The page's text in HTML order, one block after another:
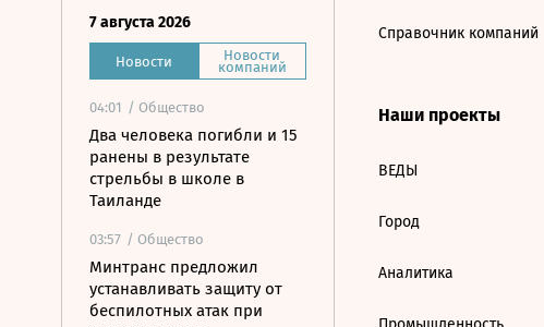
7 августа 2026
Новости Новости
компаний
04:01 / Общество
Два человека погибли и 15
ранены в результате
стрельбы в школе в
Таиланде
03:57 / Общество
Минтранс предложил
устанавливать защиту от
беспилотных атак при
Справочник компаний
Наши проекты
ВЕДЫ
Город
Аналитика